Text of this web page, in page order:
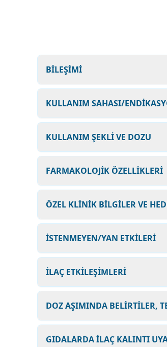
BİLEŞİMİ
KULLANIM SAHASI/
KULLANIM ŞEKLİ VE DOZU
FARMAKOLOJİK ÖZELLİKLERİ
ÖZEL KLİNİK BİLGİLER VE
İSTENMEYEN/YAN ETKİLERİ
İLAÇ ETKİLEŞİMLERİ
DOZ AŞIMINDA BELİRTİLER,
GIDALARDA İLAÇ KALINTI